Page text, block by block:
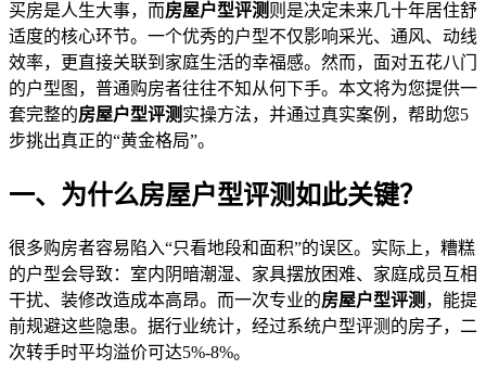
买房是人生大事，而房屋户型评测则是决定未来几十年居住舒
适度的核心环节。一个优秀的户型不仅影响采光、通风、动线
效率，更直接关联到家庭生活的幸福感。然而，面对五花八门
的户型图，普通购房者往往不知从何下手。本文将为您提供一
套完整的房屋户型评测实操方法，并通过真实案例，帮助您5
步挑出真正的“黄金格局”。
一、为什么房屋户型评测如此关键？
很多购房者容易陷入“只看地段和面积”的误区。实际上，糟糕
的户型会导致：室内阴暗潮湿、家具摆放困难、家庭成员互相
干扰、装修改造成本高昂。而一次专业的房屋户型评测 ，能提
前规避这些隐患。据行业统计，经过系统户型评测的房子，二
次转手时平均溢价可达5%-8%。